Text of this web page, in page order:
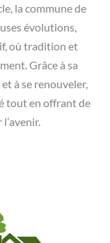
la commune de
évolutions,
où tradition et
Grâce à sa
à se renouveler,
tout en offrant de